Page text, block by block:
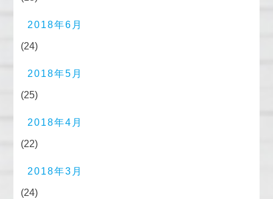
2018年6月
(24)
2018年5月
(25)
2018年4月
(22)
2018年3月
(24)